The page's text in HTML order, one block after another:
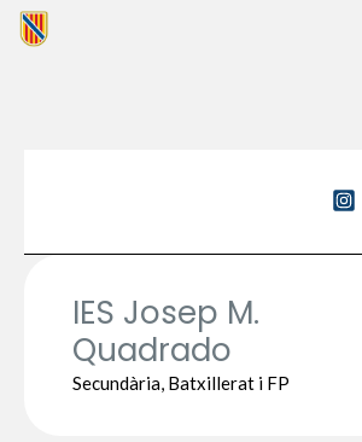
Vés
IES Josep M.
Quadrado
Secundària, Batxillerat i FP